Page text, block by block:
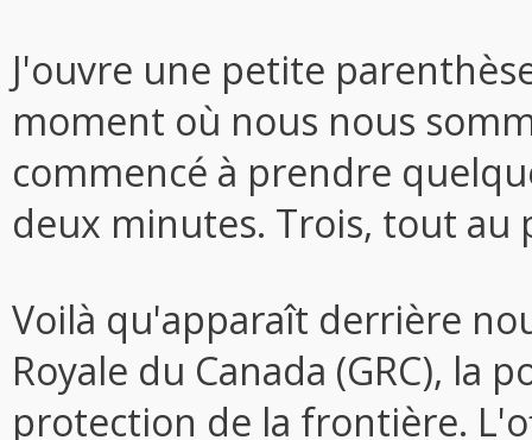
J'ouvre une petite
moment où nous nous
commencé à prendre
deux minutes. Trois, tout au
Voilà qu'apparaît derrière
Royale du Canada (GRC), la
protection de la frontière.